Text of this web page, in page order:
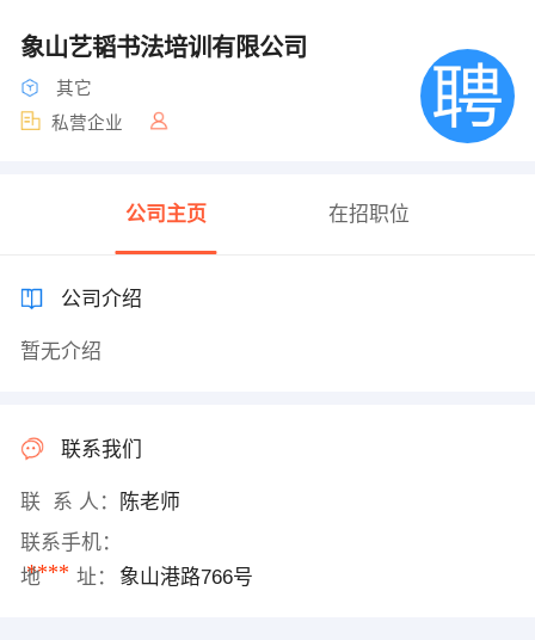
象山艺韬书法培训有限公司
其它
私营企业
公司主页 在招职位
公司介绍
暂无介绍
联系我们
联 系 人：
陈老师
联系手机：
****
地 址： 象山港路766号